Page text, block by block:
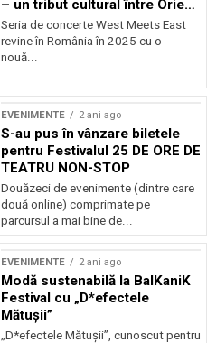
– un tribut cultural între Orient
și Occident
Seria de concerte West Meets East
revine în România în 2025 cu o
nouă...
EVENIMENTE 2 ani ago
S-au pus în vânzare biletele
pentru Festivalul 25 DE ORE DE
TEATRU NON-STOP
Douăzeci de evenimente (dintre care
două online) comprimate pe
parcursul a mai bine de...
EVENIMENTE 2 ani ago
Modă sustenabilă la BalKaniK
Festival cu „D*efectele
Mătușii”
„D*efectele Mătușii”, cunoscut pentru